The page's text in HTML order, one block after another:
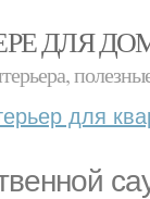
ДЛЯ
для